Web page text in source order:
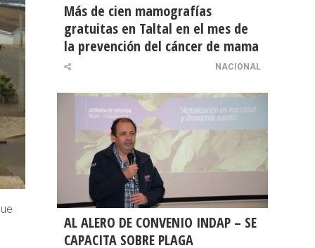
Más de cien mamografías
gratuitas en Taltal en el mes de
la prevención del cáncer de mama
NACIONAL
AL ALERO DE CONVENIO INDAP – SE
CAPACITA SOBRE PLAGA